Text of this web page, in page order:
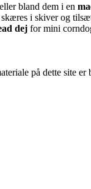
bland dem i en
i skiver og
dej for mini
på dette site